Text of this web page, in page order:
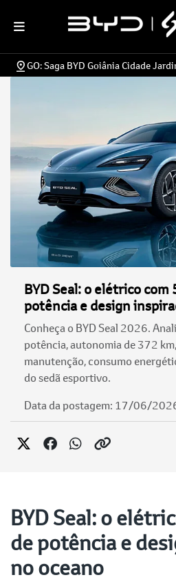
GO: Saga BYD Goiânia Cidade
BYD Seal: o elétrico com
potência e design
Conheça o BYD Seal 2026.
potência, autonomia de 372
manutenção, consumo
do sedã esportivo.
Data da postagem: 17/06/
BYD Seal: o
de potência e
no oceano